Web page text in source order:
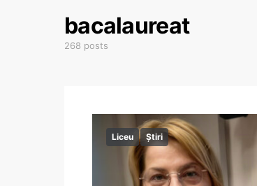
bacalaureat
268 posts
Liceu Știri